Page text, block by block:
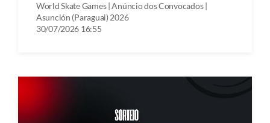
World Skate Games | Anúncio dos Convocados |
Asunción (Paraguai) 2026
30/07/2026 16:55